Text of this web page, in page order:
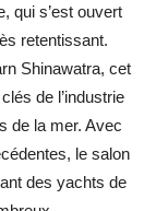
qui s’est ouvert
retentissant.
Shinawatra, cet
de l’industrie
de la mer. Avec
le salon
des yachts de